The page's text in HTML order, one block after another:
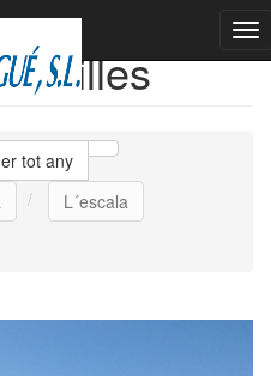
Villes
tot any
L´escala